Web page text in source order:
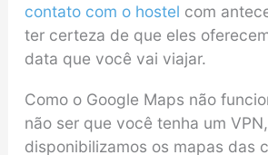
contato com o hostel com
ter certeza de que eles
data que você vai viajar.
Como o Google Maps não
não ser que você tenha um
disponibilizamos os mapas das